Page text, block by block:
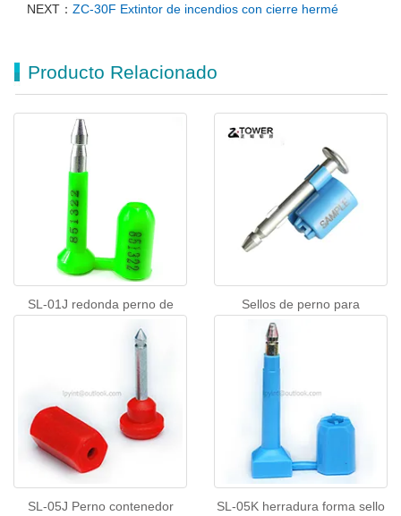
NEXT： ZC-30F Extintor de incendios con cierre hermé
Producto Relacionado
SL-01J redonda perno de
sellos de contenedores
Sellos de perno para
contenedores SL-44J
SL-05J Perno contenedor
SL-05K herradura forma sello